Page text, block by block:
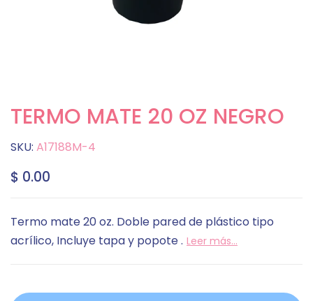
TERMO MATE 20 OZ NEGRO
SKU: A17188M-4
$ 0.00
Termo mate 20 oz. Doble pared de plástico tipo
acrílico, Incluye tapa y popote . Leer más...